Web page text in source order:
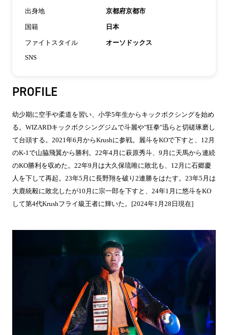
出身地 京都府京都市
国籍 日本
ファイトスタイル オーソドックス
SNS
PROFILE
幼少期に空手や柔道を習い、小学5年生からキックボクシングを始め
る。WIZARDキックボクシングジムで斗麗や"狂拳"迅らと切磋琢磨し
て台頭する。2021年6月からKrushに参戦。麗斗をKOで下すと、12月
のK-1で山脇飛翼から勝利。22年4月に萩原秀斗、9月に天馬から連続
のKO勝利を収めた。22年9月は大久保琉唯に敗北も、12月に石郷慶
人を下して再起。23年5月に長野翔を破り2連勝をはたす。23年5月は
大鹿統毅に敗北したが10月に宗一郎を下すと、24年1月に悠斗をKO
して第4代Krushフライ級王者に輝いた。[2024年1月28日現在]